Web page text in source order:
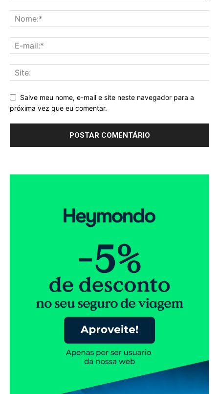
Salve meu nome, e-mail e site neste navegador para a
próxima vez que eu comentar.